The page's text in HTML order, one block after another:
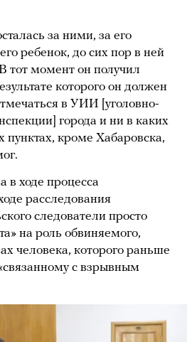
за ними, за его
ребенок, до сих пор в ней
тот момент он получил
которого он должен
в УИИ [уголовно-
города и ни в каких
пунктах, кроме Хабаровска,
ходе процесса
расследования
следователи просто
на роль обвиняемого,
человека, которого раньше
с взрывным